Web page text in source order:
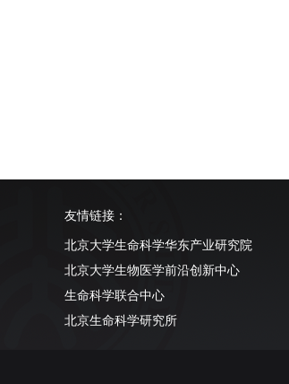
友情链接：
北京大学生命科学华东产业研究院
北京大学生物医学前沿创新中心
生命科学联合中心
北京生命科学研究所